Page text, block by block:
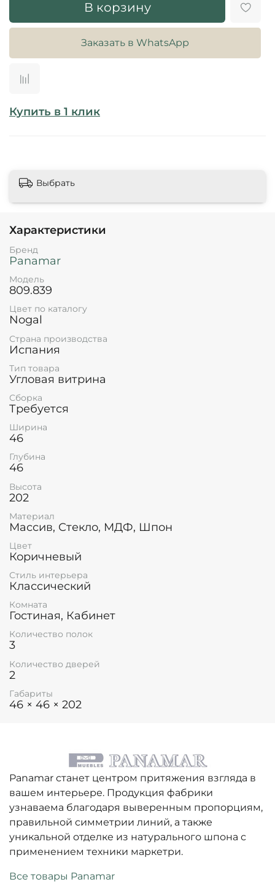
В корзину
Заказать в WhatsApp
Купить в 1 клик
Выбрать
Характеристики
Бренд
Panamar
Модель
809.839
Цвет по каталогу
Nogal
Страна производства
Испания
Тип товара
Угловая витрина
Сборка
Требуется
Ширина
46
Глубина
46
Высота
202
Материал
Массив, Стекло, МДФ, Шпон
Цвет
Коричневый
Стиль интерьера
Классический
Комната
Гостиная, Кабинет
Количество полок
3
Количество дверей
2
Габариты
46 × 46 × 202
Panamar станет центром притяжения взгляда в
вашем интерьере. Продукция фабрики
узнаваема благодаря выверенным пропорциям,
правильной симметрии линий, а также
уникальной отделке из натурального шпона с
применением техники маркетри.
Все товары Panamar